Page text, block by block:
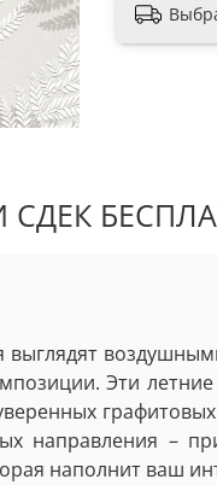
Эти
направления –
наполнит ваш